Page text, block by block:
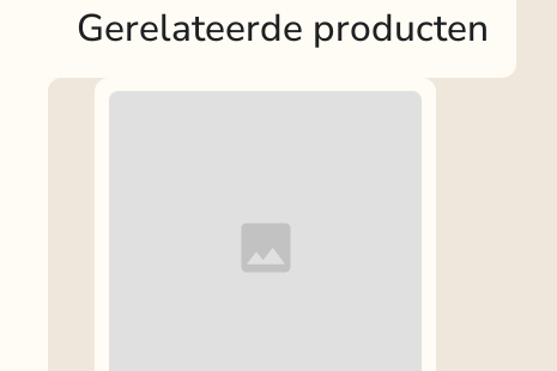
Gerelateerde producten